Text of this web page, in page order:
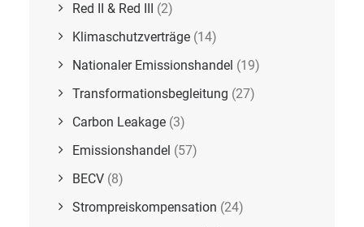
Red II & Red III (2)
Klimaschutzverträge (14)
Nationaler Emissionshandel (19)
Transformationsbegleitung (27)
Carbon Leakage (3)
Emissionshandel (57)
BECV (8)
Strompreiskompensation (24)